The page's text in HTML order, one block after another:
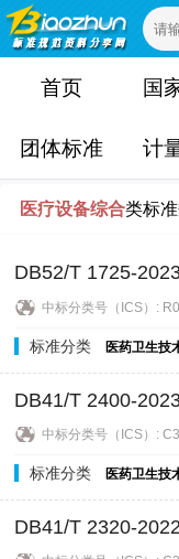
首页 国
团体标准 计
医疗设备综合类标
中标分类号（ICS）:
标准分类 医药卫生技
中标分类号（ICS）:
标准分类 医药卫生技